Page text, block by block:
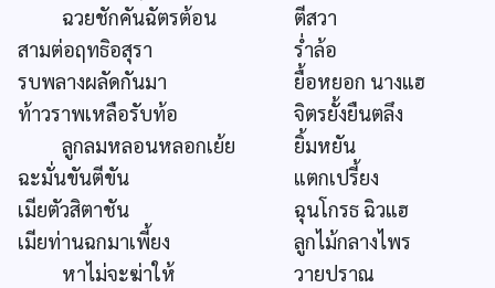
ฉวยชักคันฉัตรต้อน
ตีสวา
สามต่อฤทธิอสุรา
ร่ำล้อ
รบพลางผลัดกันมา
ยื้อหยอก นางแฮ
ท้าวราพเหลือรับท้อ
จิตรยั้งยืนตลึง
ลูกลมหลอนหลอกเย้ย
ยิ้มหยัน
ฉะมั่นขันตีขัน
แตกเปรี้ยง
เมียตัวสิตาชัน
ฉุนโกรธ ฉิวแฮ
เมียท่านฉกมาเพี้ยง
ลูกไม้กลางไพร
หาไม่จะฆ่าให้
วายปราณ